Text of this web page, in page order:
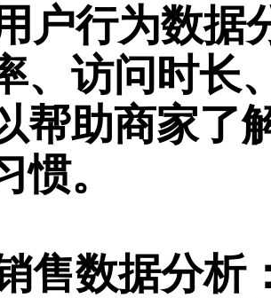
户行为数据
、访问时长
帮助商家了
惯。
售数据分析